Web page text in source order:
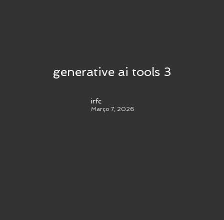
generative ai tools 3
irfc
Março 7, 2026